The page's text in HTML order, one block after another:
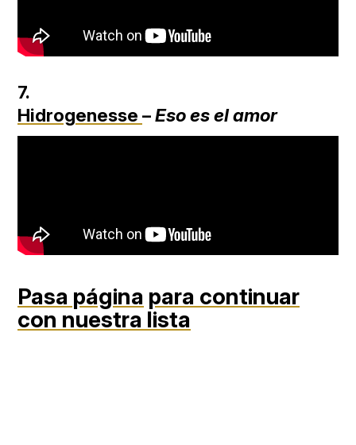
7.
Hidrogenesse –Eso es el amor
Pasa página para continuar
con nuestra lista